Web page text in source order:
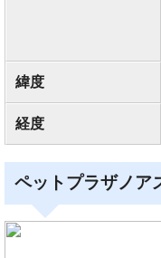
緯度
経度
ペットプラザノア